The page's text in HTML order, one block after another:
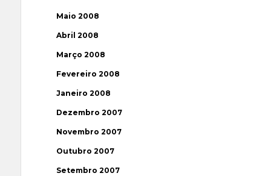
Maio 2008
Abril 2008
Março 2008
Fevereiro 2008
Janeiro 2008
Dezembro 2007
Novembro 2007
Outubro 2007
Setembro 2007